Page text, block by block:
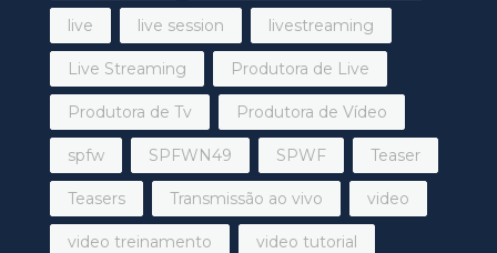
live live session livestreaming
Live Streaming Produtora de Live
Produtora de Tv Produtora de Vídeo
spfw SPFWN49 SPWF Teaser
Teasers Transmissão ao vivo video
video treinamento video tutorial